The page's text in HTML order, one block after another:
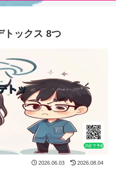
トックス 8つ
2026.06.03 2026.08.04